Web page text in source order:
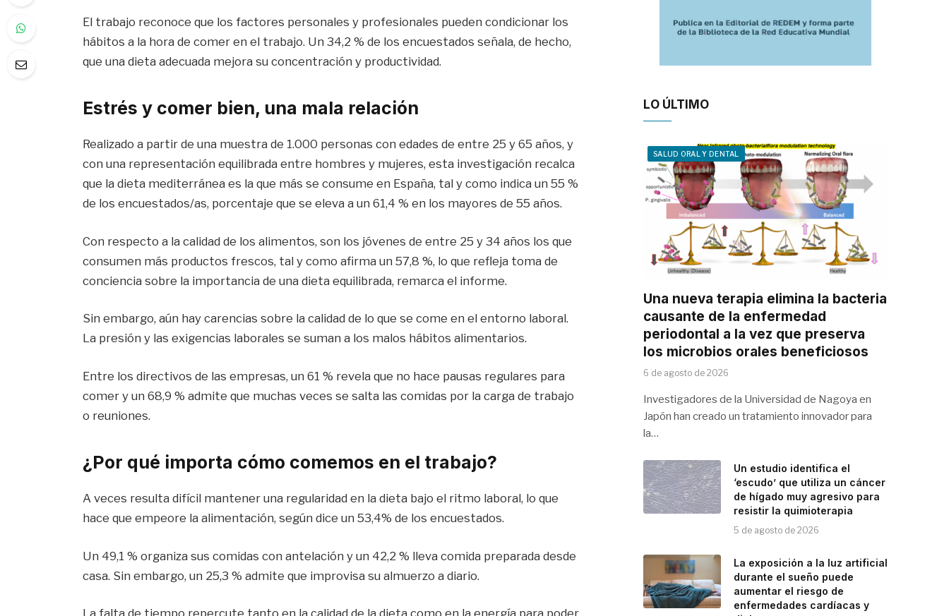
El trabajo reconoce que los factores personales y profesionales pueden condicionar los
hábitos a la hora de comer en el trabajo. Un 34,2 % de los encuestados señala, de hecho,
que una dieta adecuada mejora su concentración y productividad.
Estrés y comer bien, una mala relación
Realizado a partir de una muestra de 1.000 personas con edades de entre 25 y 65 años, y
con una representación equilibrada entre hombres y mujeres, esta investigación recalca
que la dieta mediterránea es la que más se consume en España, tal y como indica un 55 %
de los encuestados/as, porcentaje que se eleva a un 61,4 % en los mayores de 55 años.
Con respecto a la calidad de los alimentos, son los jóvenes de entre 25 y 34 años los que
consumen más productos frescos, tal y como afirma un 57,8 %, lo que refleja toma de
conciencia sobre la importancia de una dieta equilibrada, remarca el informe.
Sin embargo, aún hay carencias sobre la calidad de lo que se come en el entorno laboral.
La presión y las exigencias laborales se suman a los malos hábitos alimentarios.
Entre los directivos de las empresas, un 61 % revela que no hace pausas regulares para
comer y un 68,9 % admite que muchas veces se salta las comidas por la carga de trabajo
o reuniones.
¿Por qué importa cómo comemos en el trabajo?
A veces resulta difícil mantener una regularidad en la dieta bajo el ritmo laboral, lo que
hace que empeore la alimentación, según dice un 53,4% de los encuestados.
Un 49,1 % organiza sus comidas con antelación y un 42,2 % lleva comida preparada desde
casa. Sin embargo, un 25,3 % admite que improvisa su almuerzo a diario.
LO ÚLTIMO
SALUD ORAL Y DENTAL
Una nueva terapia elimina la bacteria
causante de la enfermedad
periodontal a la vez que preserva
los microbios orales beneficiosos
6 de agosto de 2026
Investigadores de la Universidad de Nagoya en
Japón han creado un tratamiento innovador para
la…
Un estudio identifica el
‘escudo’ que utiliza un cáncer
de hígado muy agresivo para
resistir la quimioterapia
5 de agosto de 2026
La exposición a la luz artificial
durante el sueño puede
aumentar el riesgo de
enfermedades cardíacas y